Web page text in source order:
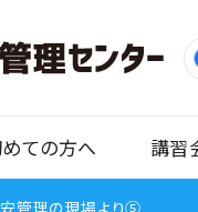
ての方へ 講習
管理の現場より⑤